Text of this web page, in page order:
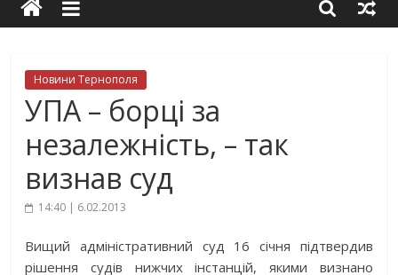
Новини Тернополя
УПА – борці за
незалежність, – так
визнав суд
14:40 | 6.02.2013
Вищий адміністративний суд 16 січня підтвердив
рішення судів нижчих інстанцій, якими визнано